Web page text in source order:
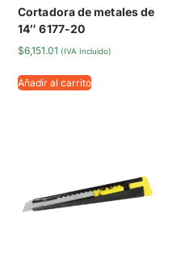
Cortadora de metales de
14″ 6177-20
$6,151.01 (IVA Incluido)
Añadir al carrito